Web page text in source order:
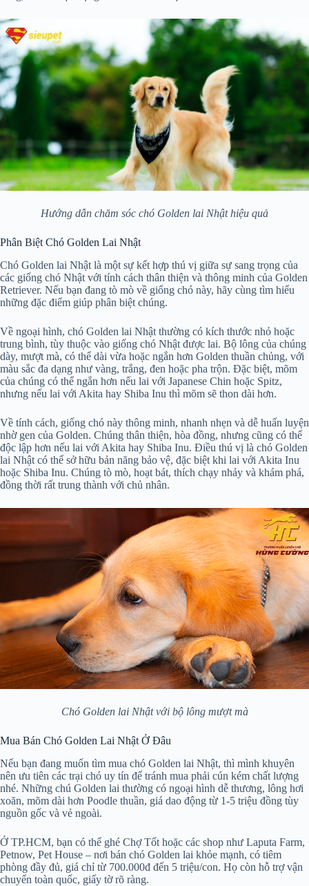
Hướng dẫn chăm sóc chó Golden lai Nhật hiệu quả
Phân Biệt Chó Golden Lai Nhật
Chó Golden lai Nhật là một sự kết hợp thú vị giữa sự sang trọng của
các giống chó Nhật với tính cách thân thiện và thông minh của Golden
Retriever. Nếu bạn đang tò mò về giống chó này, hãy cùng tìm hiểu
những đặc điểm giúp phân biệt chúng.
Về ngoại hình, chó Golden lai Nhật thường có kích thước nhỏ hoặc
trung bình, tùy thuộc vào giống chó Nhật được lai. Bộ lông của chúng
dày, mượt mà, có thể dài vừa hoặc ngắn hơn Golden thuần chủng, với
màu sắc đa dạng như vàng, trắng, đen hoặc pha trộn. Đặc biệt, mõm
của chúng có thể ngắn hơn nếu lai với Japanese Chin hoặc Spitz,
nhưng nếu lai với Akita hay Shiba Inu thì mõm sẽ thon dài hơn.
Về tính cách, giống chó này thông minh, nhanh nhẹn và dễ huấn luyện
nhờ gen của Golden. Chúng thân thiện, hòa đồng, nhưng cũng có thể
độc lập hơn nếu lai với Akita hay Shiba Inu. Điều thú vị là chó Golden
lai Nhật có thể sở hữu bản năng bảo vệ, đặc biệt khi lai với Akita Inu
hoặc Shiba Inu. Chúng tò mò, hoạt bát, thích chạy nhảy và khám phá,
đồng thời rất trung thành với chủ nhân.
Chó Golden lai Nhật với bộ lông mượt mà
Mua Bán Chó Golden Lai Nhật Ở Đâu
Nếu bạn đang muốn tìm mua chó Golden lai Nhật, thì mình khuyên
nên ưu tiên các trại chó uy tín để tránh mua phải cún kém chất lượng
nhé. Những chú Golden lai thường có ngoại hình dễ thương, lông hơi
xoăn, mõm dài hơn Poodle thuần, giá dao động từ 1-5 triệu đồng tùy
nguồn gốc và vẻ ngoài.
Ở TP.HCM, bạn có thể ghé Chợ Tốt hoặc các shop như Laputa Farm,
Petnow, Pet House – nơi bán chó Golden lai khỏe mạnh, có tiêm
phòng đầy đủ, giá chỉ từ 700.000đ đến 5 triệu/con. Họ còn hỗ trợ vận
chuyển toàn quốc, giấy tờ rõ ràng.